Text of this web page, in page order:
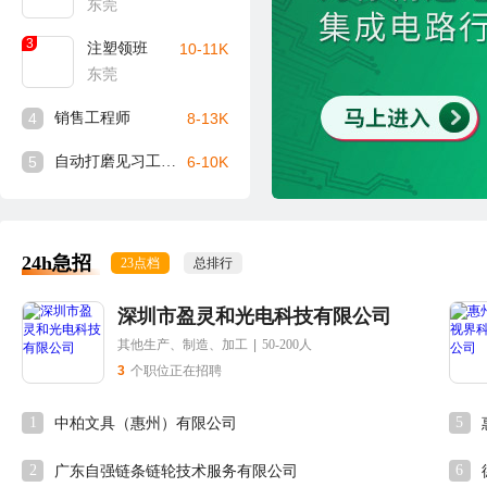
东莞
3
注塑领班
东莞
10-11K
4 销售工程师 8-13K
5 自动打磨见习工程师 6-10K
24h急招 23点档 总排行
深圳市盈灵和光电科技有限公司
其他生产、制造、加工
50-200人
3 个职位正在招聘
1 中柏文具（惠州）有限公司
2 广东自强链条链轮技术服务有限公司
5
6